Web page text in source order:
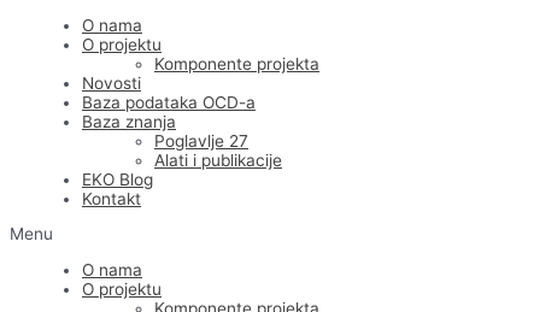
O nama
O projektu
Komponente projekta
Novosti
Baza podataka OCD-a
Baza znanja
Poglavlje 27
Alati i publikacije
EKO Blog
Kontakt
Menu
O nama
O projektu